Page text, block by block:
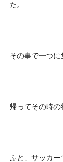
た。
その事で一つに
帰ってその時の
ふと、サッカー